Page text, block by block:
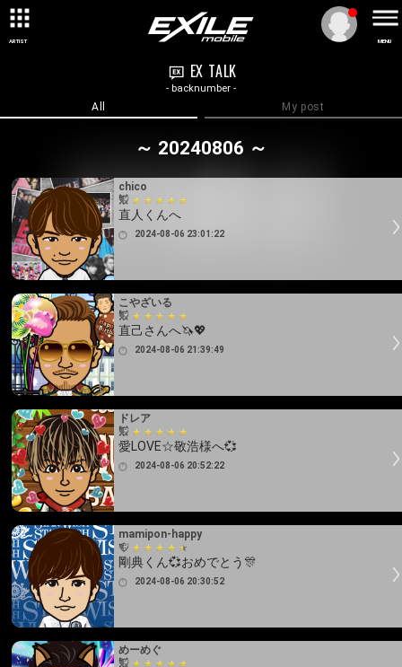
ARTIST MENU
EX TALK
- backnumber -
All My post
～ 20240806 ～
chico
直人くんへ
2024-08-06 23:01:22
こやざいる
直己さんへ🦄💖
2024-08-06 21:39:49
ドレア
愛LOVE☆敬浩様へ💞
2024-08-06 20:52:22
mamipon-happy
剛典くん💞おめでとう🎊
2024-08-06 20:30:52
めーめぐ